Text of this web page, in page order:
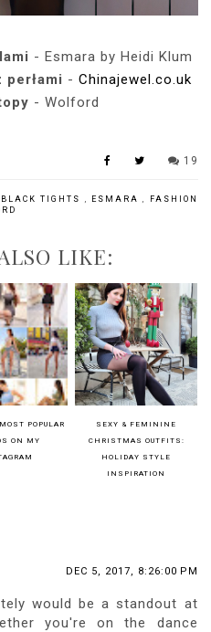
- Esmara by Heidi Klum
-Chinajewel.co.uk
- Wolford
19
BLACK TIGHTS ESMARA
FASHION
LIKE:
POPULAR
ON MY
SEXY & FEMININE
CHRISTMAS OUTFITS:
HOLIDAY STYLE
INSPIRATION
DEC 5, 2017, 8:26:00 PM
would be a standout at
you're on the dance